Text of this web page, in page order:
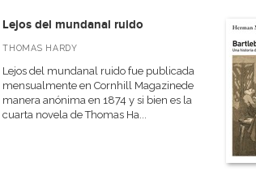
Lejos del mundanal ruido
THOMAS HARDY
Lejos del mundanal ruido fue publicada
mensualmente en Cornhill Magazinede
manera anónima en 1874 y si bien es la
cuarta novela de Thomas Ha...